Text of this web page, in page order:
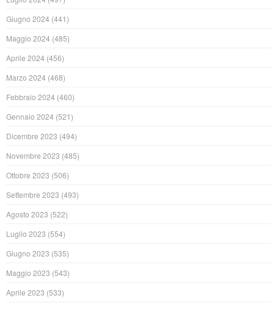
Giugno 2024 (441)
Maggio 2024 (485)
Aprile 2024 (456)
Marzo 2024 (468)
Febbraio 2024 (460)
Gennaio 2024 (521)
Dicembre 2023 (494)
Novembre 2023 (485)
Ottobre 2023 (506)
Settembre 2023 (493)
Agosto 2023 (522)
Luglio 2023 (554)
Giugno 2023 (535)
Maggio 2023 (543)
Aprile 2023 (533)